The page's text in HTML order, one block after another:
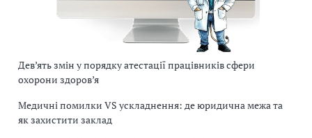
Дев’ять змін у порядку атестації працівників сфери
охорони здоров’я
Медичні помилки VS ускладнення: де юридична межа та
як захистити заклад